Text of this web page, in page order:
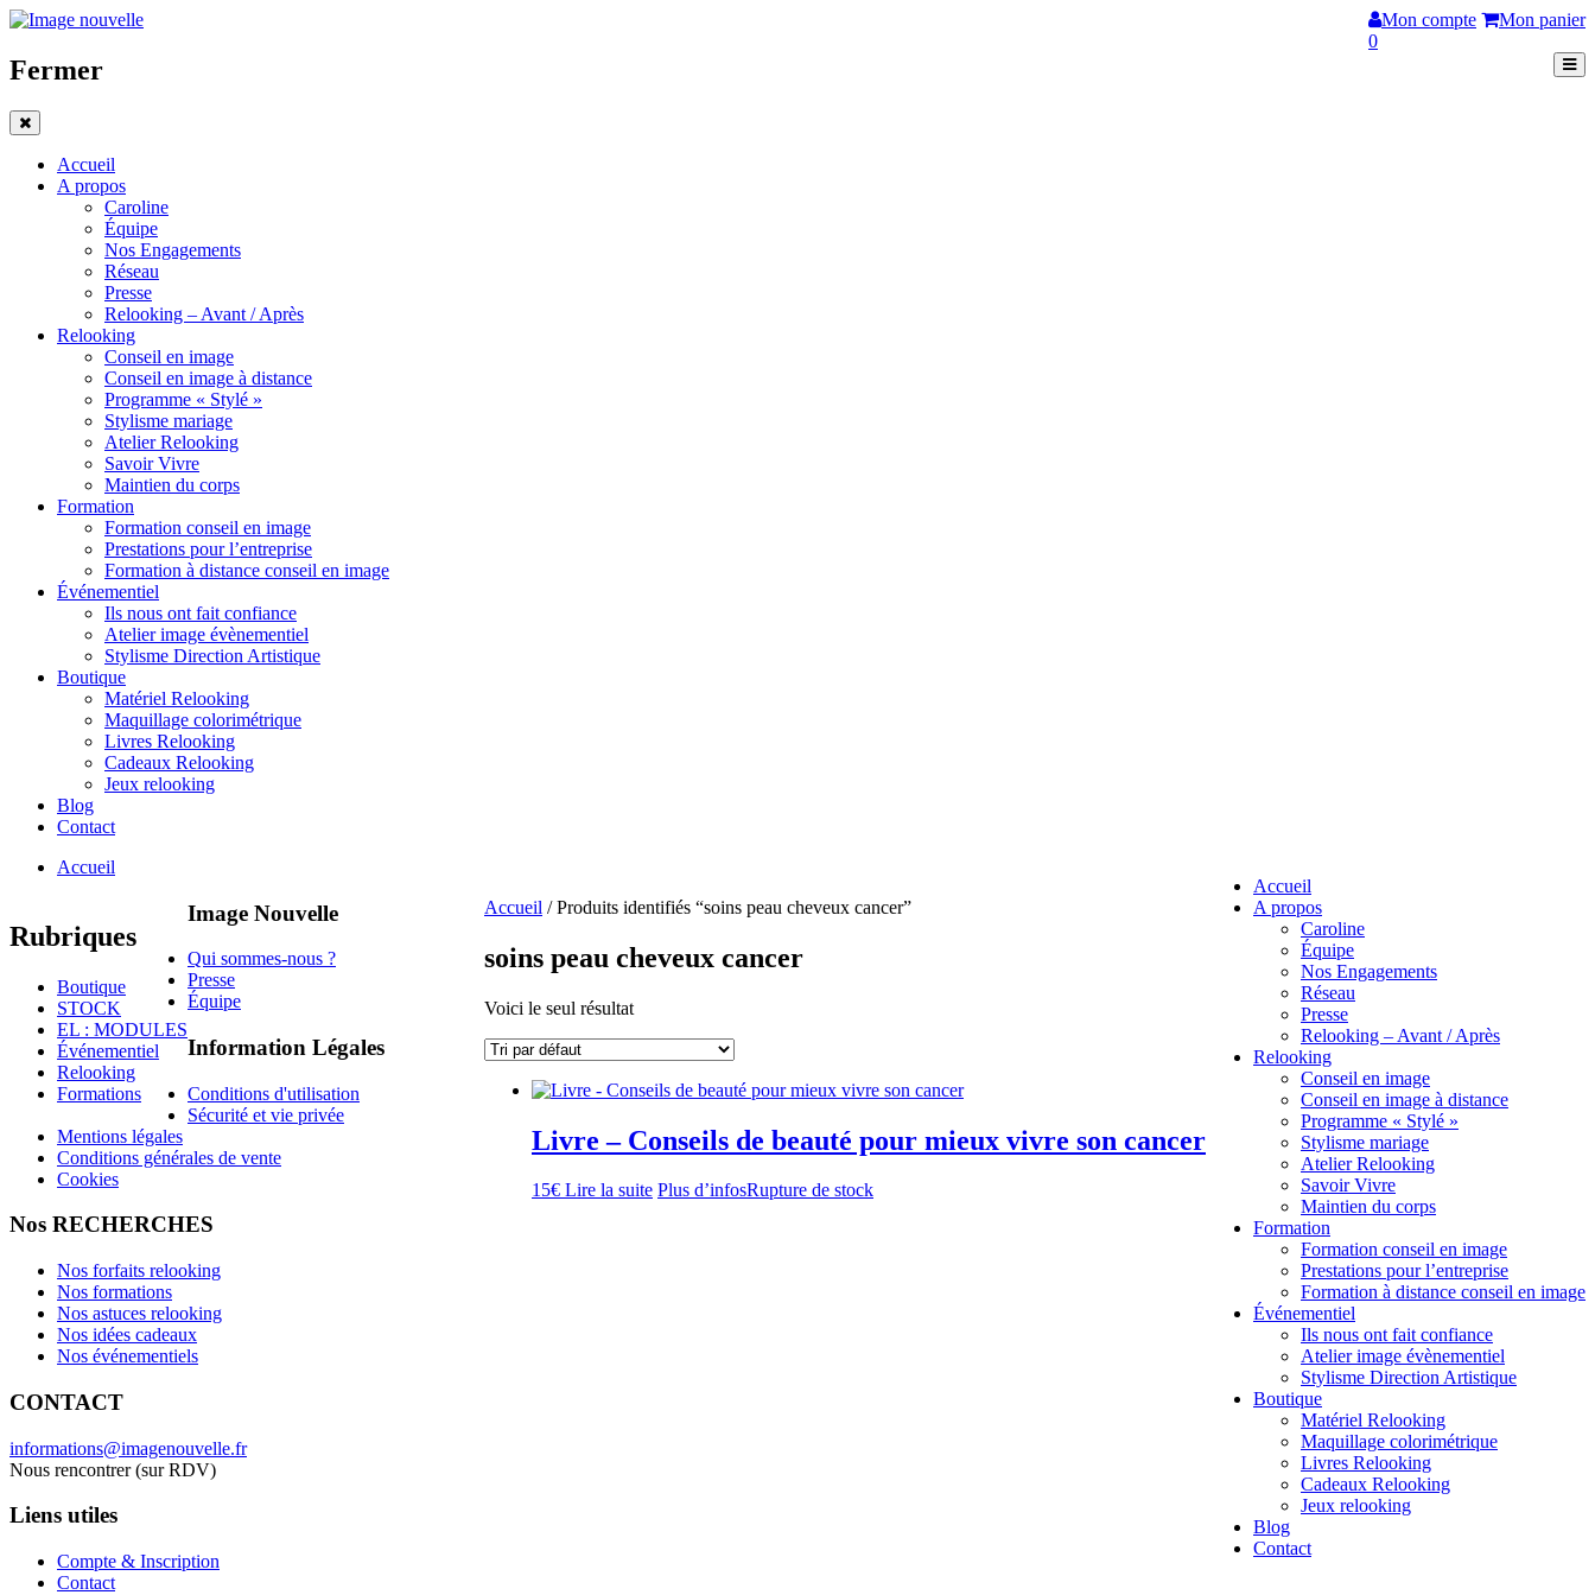
Mon compte
Mon panier
0
Fermer
Accueil
A propos
Caroline
Équipe
Nos Engagements
Réseau
Presse
Relooking – Avant / Après
Relooking
Conseil en image
Conseil en image à distance
Programme « Stylé »
Stylisme mariage
Atelier Relooking
Savoir Vivre
Maintien du corps
Formation
Formation conseil en image
Prestations pour l’entreprise
Formation à distance conseil en image
Événementiel
Ils nous ont fait confiance
Atelier image évènementiel
Stylisme Direction Artistique
Boutique
Matériel Relooking
Maquillage colorimétrique
Livres Relooking
Cadeaux Relooking
Jeux relooking
Blog
Contact
Accueil
A propos
Caroline
Équipe
Nos Engagements
Réseau
Presse
Relooking – Avant / Après
Relooking
Conseil en image
Conseil en image à distance
Programme « Stylé »
Stylisme mariage
Atelier Relooking
Savoir Vivre
Maintien du corps
Formation
Formation conseil en image
Prestations pour l’entreprise
Formation à distance conseil en image
Événementiel
Ils nous ont fait confiance
Atelier image évènementiel
Stylisme Direction Artistique
Boutique
Matériel Relooking
Maquillage colorimétrique
Livres Relooking
Cadeaux Relooking
Jeux relooking
Blog
Contact
Accueil
Accueil / Produits identifiés “soins peau cheveux cancer”
soins peau cheveux cancer
Voici le seul résultat
Livre – Conseils de beauté pour mieux vivre son cancer
15€ Lire la suite Plus d’infosRupture de stock
Rubriques
Boutique
STOCK
EL : MODULES
Événementiel
Relooking
Formations
Image Nouvelle
Qui sommes-nous ?
Presse
Équipe
Information Légales
Conditions d'utilisation
Sécurité et vie privée
Mentions légales
Conditions générales de vente
Cookies
Nos RECHERCHES
Nos forfaits relooking
Nos formations
Nos astuces relooking
Nos idées cadeaux
Nos événementiels
CONTACT
informations@imagenouvelle.fr
Nous rencontrer (sur RDV)
Liens utiles
Compte & Inscription
Contact